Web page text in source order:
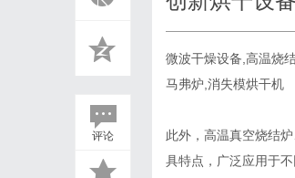
评论
微波干燥设备,高温烧
马弗炉,消失模烘干机
此外，高温真空烧结
具特点，广泛应用于